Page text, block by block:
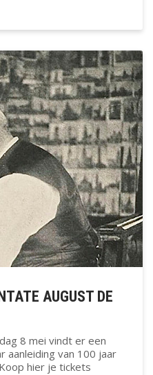
AUGUST DE
8 mei vindt er een
aanleiding van 100 jaar
hier je tickets